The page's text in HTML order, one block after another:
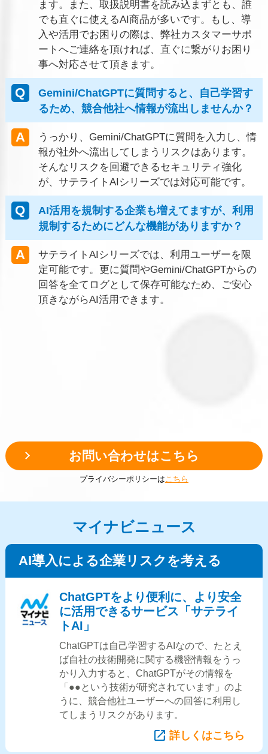
ます。また、取扱説明書を読み込まずとも、誰
でも直ぐに使えるAI商品が多いです。もし、導
入や活用でお困りの際は、弊社カスタマーサポ
ートへご連絡を頂ければ、直ぐに繋がりお困り
事へ対応させて頂きます。
Gemini/ChatGPTに質問すると、自己学習す
るため、競合他社へ情報が流出しませんか？
うっかり、Gemini/ChatGPTに質問を入力し、情
報が社外へ流出してしまうリスクはあります。
そんなリスクを回避できるセキュリティ強化
が、サテライトAIシリーズでは対応可能です。
AI活用を規制する企業も増えてますが、利用
規制するためにどんな機能がありますか？
サテライトAIシリーズでは、利用ユーザーを限
定可能です。更に質問やGemini/ChatGPTからの
回答を全てログとして保存可能なため、ご安心
頂きながらAI活用できます。
お問い合わせはこちら
プライバシーポリシーはこちら
マイナビニュース
AI導入による企業リスクを考える
ChatGPTをより便利に、より安全
に活用できるサービス「サテライ
トAI」
ChatGPTは自己学習するAIなので、たとえ
ば自社の技術開発に関する機密情報をうっ
かり入力すると、ChatGPTがその情報を
「●●という技術が研究されています」のよ
うに、競合他社ユーザーへの回答に利用し
てしまうリスクがあります。
詳しくはこちら